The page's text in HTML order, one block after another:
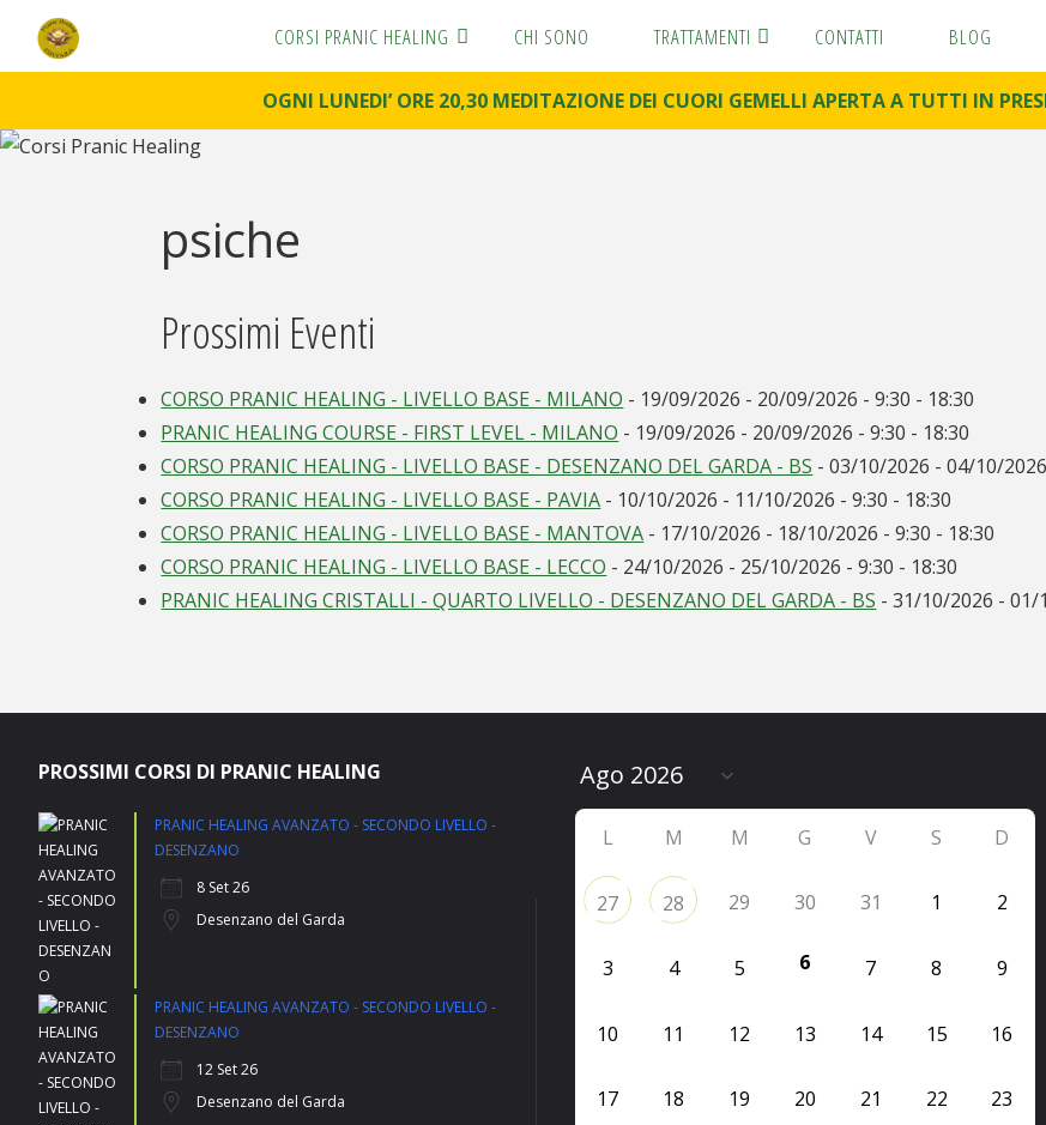
I PR
Scuola di
formazione
CORSI PRANIC HEALING CHI SONO TRATTAMENTI CONTATTI BLOG
OGNI LUNEDI’ ORE 20,30 MEDITAZIONE DEI CUORI GEMELLI APERTA A TUTTI IN
psiche
Prossimi Eventi
CORSO PRANIC HEALING - LIVELLO BASE - MILANO - 19/09/2026 - 20/09/2026 - 9:30 - 18:30
PRANIC HEALING COURSE - FIRST LEVEL - MILANO - 19/09/2026 - 20/09/2026 - 9:30 - 18:30
CORSO PRANIC HEALING - LIVELLO BASE - DESENZANO DEL GARDA - BS - 03/10/2026 - 04/10/
CORSO PRANIC HEALING - LIVELLO BASE - PAVIA - 10/10/2026 - 11/10/2026 - 9:30 - 18:30
CORSO PRANIC HEALING - LIVELLO BASE - MANTOVA - 17/10/2026 - 18/10/2026 - 9:30 - 18:30
CORSO PRANIC HEALING - LIVELLO BASE - LECCO - 24/10/2026 - 25/10/2026 - 9:30 - 18:30
PRANIC HEALING CRISTALLI - QUARTO LIVELLO - DESENZANO DEL GARDA - BS - 31/10/2026 - 01/
PROSSIMI CORSI DI PRANIC HEALING
PRANIC HEALING AVANZATO - SECONDO LIVELLO -
DESENZANO
8 Set 26
Desenzano del Garda
PRANIC HEALING AVANZATO - SECONDO LIVELLO -
DESENZANO
12 Set 26
Desenzano del Garda
L M M G V S D
27 28 29 30 31 1 2
3 4 5 6 7 8 9
10 11 12 13 14 15 16
17 18 19 20 21 22 23